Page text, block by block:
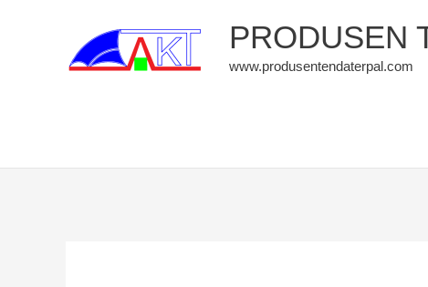
PRODUSEN
www.produsentendaterpal.com